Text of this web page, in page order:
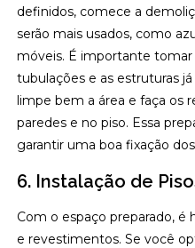
definidos, comece a
serão mais usados, como
móveis. É importante tomar
tubulações e as estruturas
limpe bem a área e faça os
paredes e no piso. Essa
garantir uma boa fixação
6. Instalação de
Com o espaço preparado, é
e revestimentos. Se você